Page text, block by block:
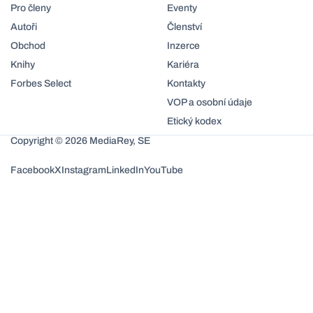
Pro členy
Autoři
Obchod
Knihy
Forbes Select
Eventy
Členství
Inzerce
Kariéra
Kontakty
VOP a osobní údaje
Etický kodex
Copyright © 2026 MediaRey, SE
FacebookXInstagramLinkedInYouTube